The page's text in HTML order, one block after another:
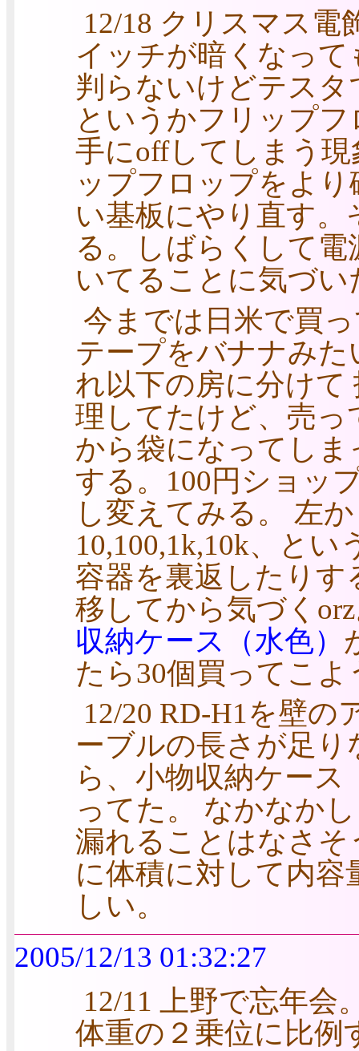
12/18 クリスマス電
イッチが暗くなっ
判らないけどテス
というかフリップ
手にoffしてしまう
ップフロップをよ
い基板にやり直す
る。しばらくして
いてることに気づい
今までは日米で買
テープをバナナみ
れ以下の房に分けて
理してたけど、売
から袋になってし
する。100円ショッ
し変えてみる。 左
10,100,1k,10k、と
容器を裏返したり
移してから気づく
収納ケース（水色）
たら30個買ってこよ
12/20 RD-H1を壁
ーブルの長さが足
ら、小物収納ケー
ってた。 なかなか
漏れることはなさ
に体積に対して内
しい。
2005/12/13 01:32:27
12/11 上野で忘年会
体重の２乗位に比例